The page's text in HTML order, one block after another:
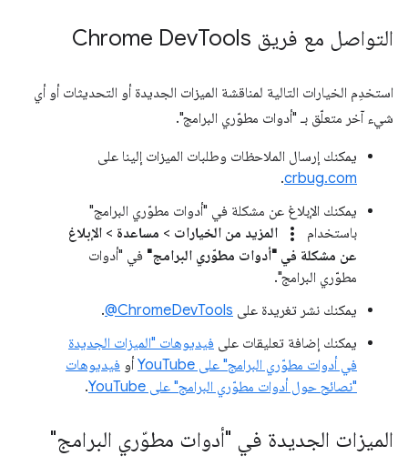
التواصل مع فريق Chrome Dev Tools
استخدِم الخيارات التالية لمناقشة الميزات الجديدة أو التحديثات أو أي
شيء آخر متعلّق بـ "أدوات مطوّري البرامج".
يمكنك إرسال الملاحظات وطلبات الميزات إلينا على
crbug.com
.
يمكنك الإبلاغ عن مشكلة في "أدوات مطوّري البرامج"
باستخدام
more_vert المزيد من الخيارات > مساعدة > الإبلاغ
عن مشكلة في "أدوات مطوّري البرامج" في "أدوات
مطوّري البرامج".
يمكنك نشر تغريدة على ‎@ChromeDevTools
.
يمكنك إضافة تعليقات على فيديوهات "الميزات الجديدة
في أدوات مطوّري البرامج" على YouTube
أو فيديوهات
"نصائح حول أدوات مطوّري البرامج" على YouTube
.
الميزات الجديدة في "أدوات مطوّري البرامج"